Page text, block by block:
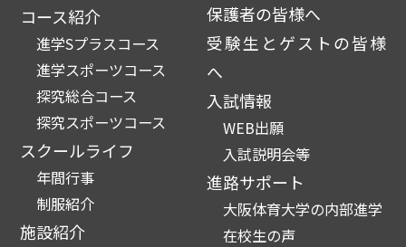
コース紹介
進学Sプラスコース
進学スポーツコース
探究総合コース
探究スポーツコース
スクールライフ
年間行事
制服紹介
施設紹介
保護者の皆様へ
受験生とゲストの皆様
へ
入試情報
WEB出願
入試説明会等
進路サポート
大阪体育大学の内部進学
在校生の声